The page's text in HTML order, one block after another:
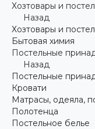
Хозтовары и
Назад
Хозтовары и
Бытовая химия
Постельные
Назад
Постельные
Кровати
Матрасы, одеяла,
Полотенца
Постельное белье